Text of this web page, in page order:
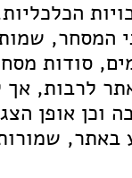
המסחר,
סודות
לרבות, אך
וכן אופן
באתר,